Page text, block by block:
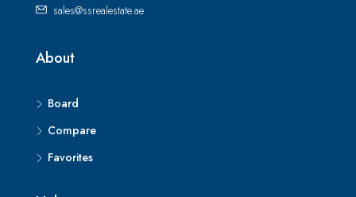
sales@ssrealestate.ae
About
Board
Compare
Favorites